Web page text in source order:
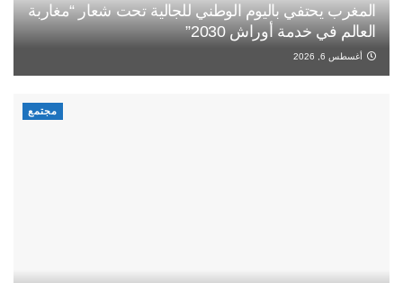
المغرب يحتفي باليوم الوطني للجالية تحت شعار “مغاربة
العالم في خدمة أوراش 2030”
أغسطس 6, 2026
مجتمع